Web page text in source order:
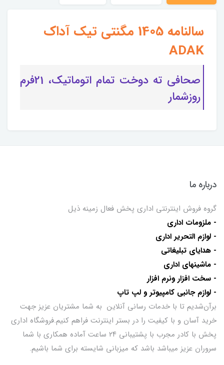
سالنامه 1405 مگنتی تیک آداک
ADAK
صحافی ته دوخت تمام اتوماتیک، 21فرم
روزشمار
درباره ما
گروه فروش اینترنتی اداری پخش فعال زمینه ذیل
- ملزومات اداری
- لوازم التحریر اداری
- هدایای تبلیغاتی
- ماشینهای اداری
- سخت افزار ونرم افزار
- لوازم جانبی کامپیوتر و لپ تاپ
برآن‌شدیم تا با خدمات رسانی آنلاین به شما مشتریان عزیز جهت
خرید آسان و با کیفیت را در بستر اینترنت فراهم کنیم.فروشگاه اداری
پخش با کادر مجرب با پشتیبانی ۲۴ ساعت آماده همکاری با شما
سروران عزیز میباشد باشد که میزبانی شایسته برای شما باشیم.